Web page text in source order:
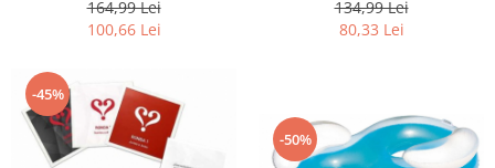
Servere, Componente & UPS
Sport & Activitati in aer liber
Accesorii antrenament
Accesorii Fitness
164,99 Lei
100,66 Lei
134,99 Lei
80,33 Lei
-45%
-50%